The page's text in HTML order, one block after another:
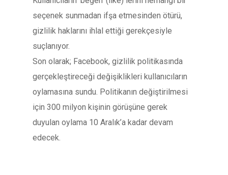
seçenek sunmadan ifşa etmesinden ötürü,
gizlilik haklarını ihlal ettiği gerekçesiyle
suçlanıyor.
Son olarak; Facebook, gizlilik politikasında
gerçekleştireceği değişiklikleri kullanıcıların
oylamasına sundu. Politikanın değiştirilmesi
için 300 milyon kişinin görüşüne gerek
duyulan oylama 10 Aralık’a kadar devam
edecek.